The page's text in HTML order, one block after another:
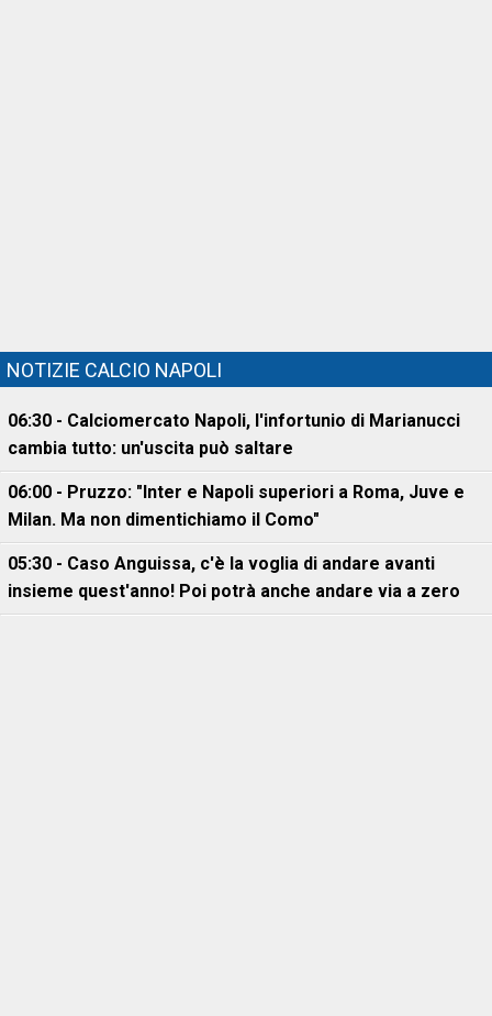
NOTIZIE CALCIO NAPOLI
06:30 - Calciomercato Napoli, l'infortunio di Marianucci
cambia tutto: un'uscita può saltare
06:00 - Pruzzo: "Inter e Napoli superiori a Roma, Juve e
Milan. Ma non dimentichiamo il Como"
05:30 - Caso Anguissa, c'è la voglia di andare avanti
insieme quest'anno! Poi potrà anche andare via a zero